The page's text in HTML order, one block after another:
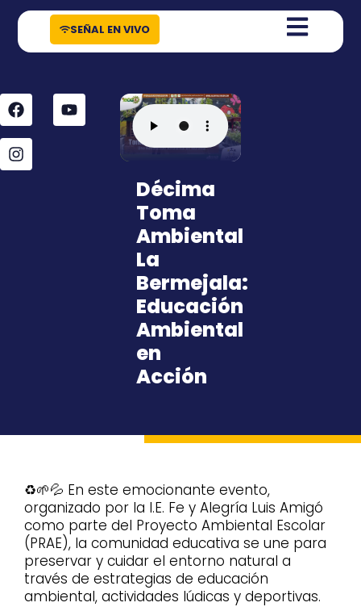
contenido
SEÑAL EN VIVO
Décima
Toma
Ambiental
La
Bermejala:
Educación
Ambiental
en
Acción
♻️🌱💦 En este emocionante evento,
organizado por la I.E. Fe y Alegría Luis Amigó
como parte del Proyecto Ambiental Escolar
(PRAE), la comunidad educativa se une para
preservar y cuidar el entorno natural a
través de estrategias de educación
ambiental, actividades lúdicas y deportivas.